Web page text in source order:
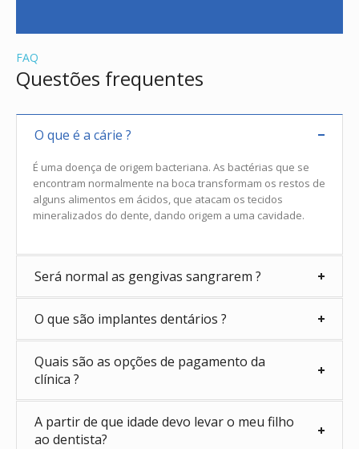
FAQ
Questões frequentes
O que é a cárie ?
É uma doença de origem bacteriana. As bactérias que se
encontram normalmente na boca transformam os restos de
alguns alimentos em ácidos, que atacam os tecidos
mineralizados do dente, dando origem a uma cavidade.
Será normal as gengivas sangrarem ?
O que são implantes dentários ?
Quais são as opções de pagamento da
clínica ?
A partir de que idade devo levar o meu filho
ao dentista?